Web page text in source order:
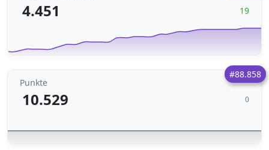
4.451 19
#88.858
Punkte
10.529 0